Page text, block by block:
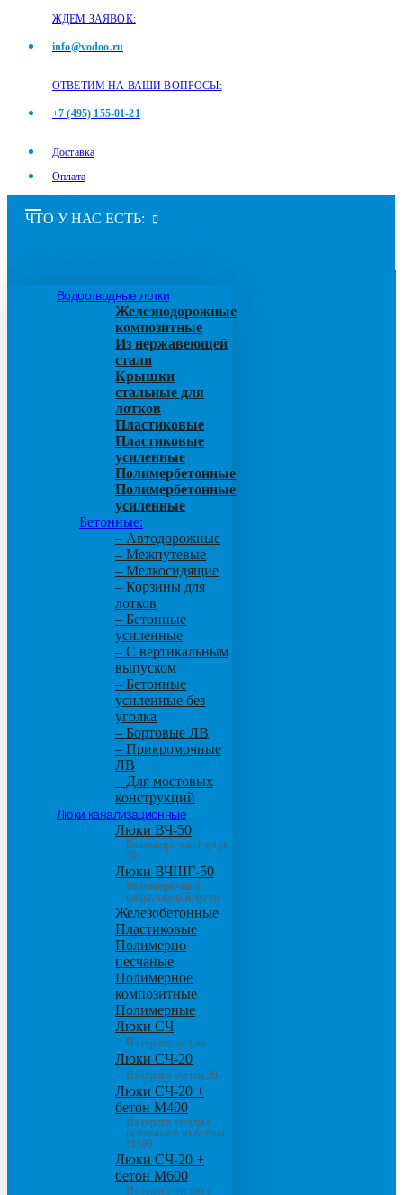
ЖДЕМ ЗАЯВОК:
info@vodoo.ru
ОТВЕТИМ НА ВАШИ ВОПРОСЫ:
+7 (495) 155-01-21
Доставка
Оплата
ЧТО У НАС ЕСТЬ:
Водоотводные лотки
Железнодорожные
композитные
Из нержавеющей
стали
Крышки
стальные для
лотков
Пластиковые
Пластиковые
усиленные
Полимербетонные
Полимербетонные
усиленные
Бетонные:
– Автодорожные
– Межпутевые
– Мелкосидящие
– Корзины для
лотков
– Бетонные
усиленные
– С вертикальным
выпуском
– Бетонные
усиленные без
уголка
– Бортовые ЛВ
– Прикромочные
ЛВ
– Для мостовых
конструкций
Люки канализационные
Люки ВЧ-50
Высокопрочный чугун
50
Люки ВЧШГ-50
Высокопрочный
сверхтяжелый чугун
Железобетонные
Пластиковые
Полимерно
песчаные
Полимерное
композитные
Полимерные
Люки СЧ
Из серого чугуна
Люки СЧ-20
Из серого чугуна 20
Люки СЧ-20 +
бетон М400
Из серого чугуна с
основанием из бетона
М400
Люки СЧ-20 +
бетон М600
Из серого чугуна с